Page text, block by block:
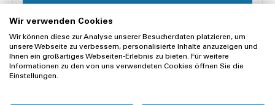
Offerte anfragen
Wir verwenden Cookies
Wir können diese zur Analyse unserer Besucherdaten platzieren, um
unsere Webseite zu verbessern, personalisierte Inhalte anzuzeigen und
Ihnen ein großartiges Webseiten-Erlebnis zu bieten. Für weitere
Informationen zu den von uns verwendeten Cookies öffnen Sie die
Einstellungen.